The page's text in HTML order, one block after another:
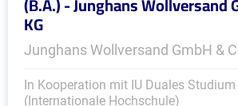
KG
Junghans Wollversand GmbH &
In Kooperation mit IU Duales Studium
(Internationale Hochschule)